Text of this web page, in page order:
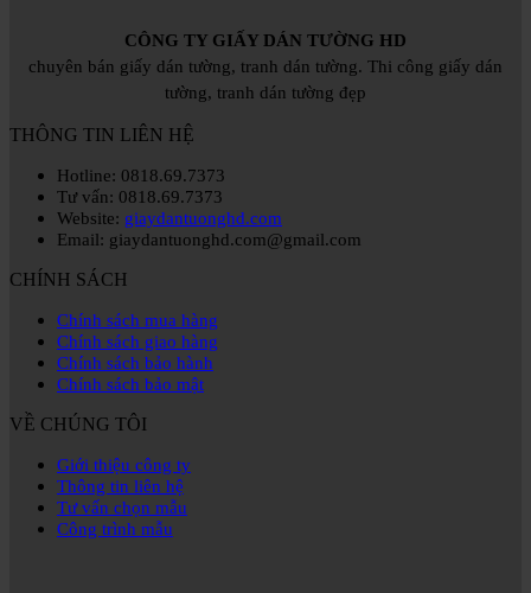
CÔNG TY GIẤY DÁN TƯỜNG HD
chuyên bán giấy dán tường, tranh dán tường. Thi công giấy dán
tường, tranh dán tường đẹp
THÔNG TIN LIÊN HỆ
Hotline: 0818.69.7373
Tư vấn: 0818.69.7373
Website: giaydantuonghd.com
Email: giaydantuonghd.com@gmail.com
CHÍNH SÁCH
Chính sách mua hàng
Chính sách giao hàng
Chính sách bảo hành
Chính sách bảo mật
VỀ CHÚNG TÔI
Giới thiệu công ty
Thông tin liên hệ
Tư vấn chọn mẫu
Công trình mẫu